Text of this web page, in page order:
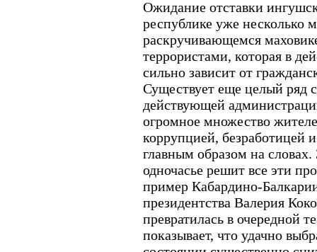
Ожидание отставки
республике уже несколько
раскручивающемся
террористами, которая в
сильно зависит от
Существует еще целый ряд
действующей
огромное множество
коррупцией, безработицей
главным образом на словах.
одночасье решит все эти
пример Кабардино-
президентства Валерия
превратилась в очередной
показывает, что удачно